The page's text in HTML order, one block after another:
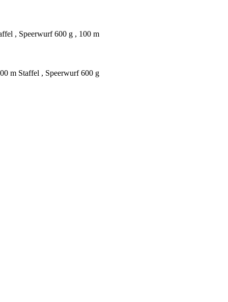
, Speerwurf 600 g , 100 m
m Staffel , Speerwurf 600 g